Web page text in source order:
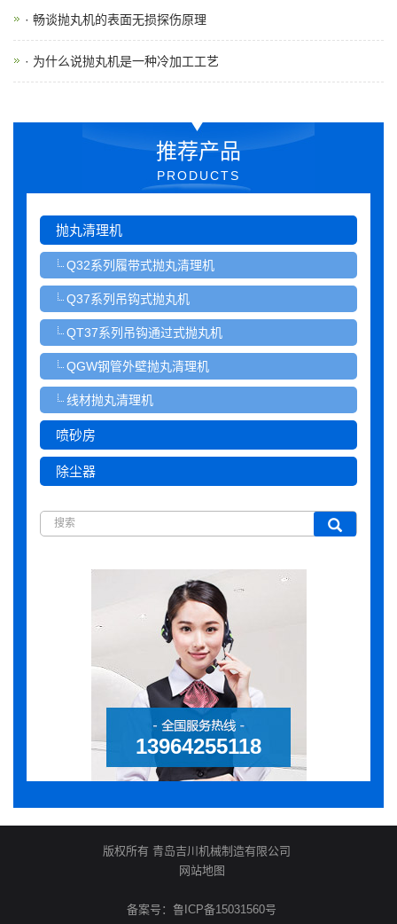
· 畅谈抛丸机的表面无损探伤原理
· 为什么说抛丸机是一种冷加工工艺
推荐产品
PRODUCTS
抛丸清理机
Q32系列履带式抛丸清理机
Q37系列吊钩式抛丸机
QT37系列吊钩通过式抛丸机
QGW钢管外壁抛丸清理机
线材抛丸清理机
喷砂房
除尘器
13964255118
版权所有 青岛吉川机械制造有限公司
网站地图
备案号：鲁ICP备15031560号